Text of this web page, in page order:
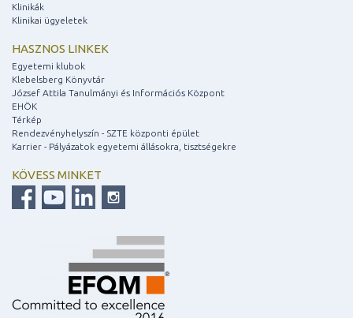
Klinikák
Klinikai ügyeletek
HASZNOS LINKEK
Egyetemi klubok
Klebelsberg Könyvtár
József Attila Tanulmányi és Információs Központ
EHÖK
Térkép
Rendezvényhelyszín - SZTE központi épület
Karrier - Pályázatok egyetemi állásokra, tisztségekre
KÖVESS MINKET